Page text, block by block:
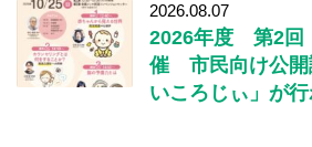
2026.08.07
2026年度 第2回
催 市民向け公開
いころじぃ」が